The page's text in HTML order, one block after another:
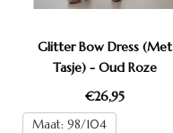
Glitter Bow Dress (Met
Tasje) - Oud Roze
€26,95
Maat: 98/104